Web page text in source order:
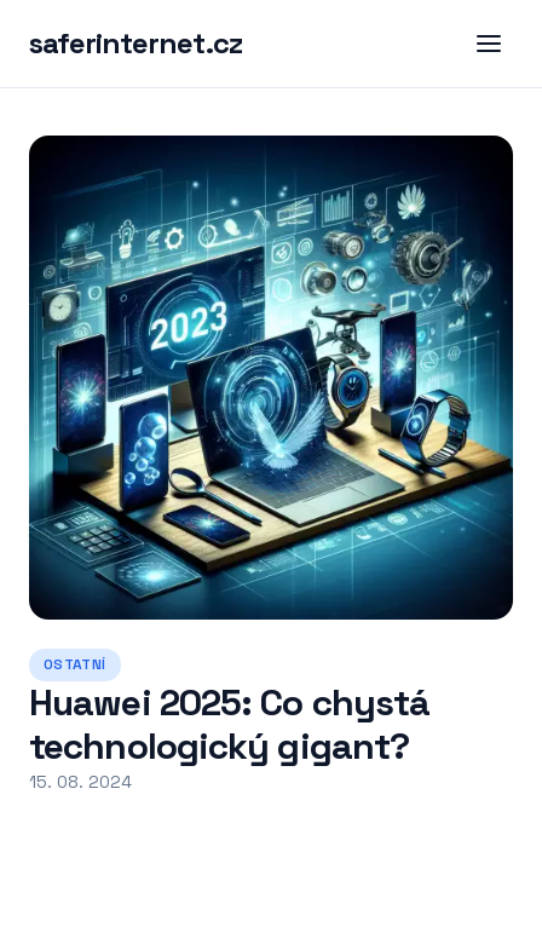
saferinternet.cz
OSTATNÍ
Huawei 2025: Co chystá
technologický gigant?
15. 08. 2024